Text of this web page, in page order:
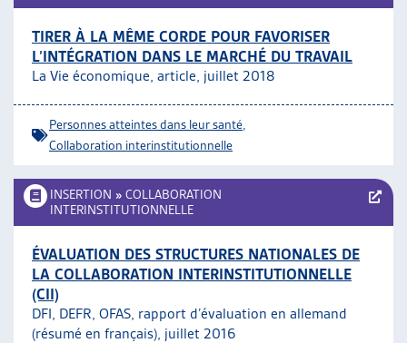
TIRER À LA MÊME CORDE POUR FAVORISER
L’INTÉGRATION DANS LE MARCHÉ DU TRAVAIL
La Vie économique, article, juillet 2018
Personnes atteintes dans leur santé
Collaboration interinstitutionnelle
INSERTION » COLLABORATION
INTERINSTITUTIONNELLE
ÉVALUATION DES STRUCTURES NATIONALES DE
LA COLLABORATION INTERINSTITUTIONNELLE
(CII)
DFI, DEFR, OFAS, rapport d’évaluation en allemand
(résumé en français), juillet 2016